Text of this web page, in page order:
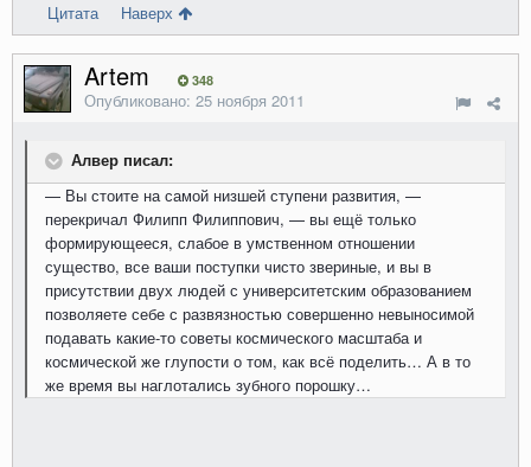
Цитата Наверх
Artem 348
Опубликовано: 25 ноября 2011
Алвер писал:
— Вы стоите на самой низшей ступени развития, —
перекричал Филипп Филиппович, — вы ещё только
формирующееся, слабое в умственном отношении
существо, все ваши поступки чисто звериные, и вы в
присутствии двух людей с университетским образованием
позволяете себе с развязностью совершенно невыносимой
подавать какие-то советы космического масштаба и
космической же глупости о том, как всё поделить… А в то
же время вы наглотались зубного порошку…